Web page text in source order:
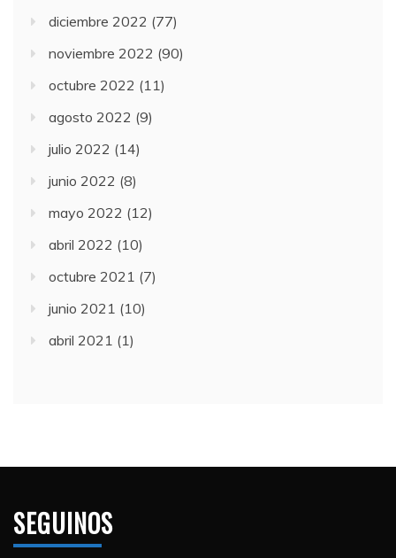
diciembre 2022 (77)
noviembre 2022 (90)
octubre 2022 (11)
agosto 2022 (9)
julio 2022 (14)
junio 2022 (8)
mayo 2022 (12)
abril 2022 (10)
octubre 2021 (7)
junio 2021 (10)
abril 2021 (1)
SEGUINOS